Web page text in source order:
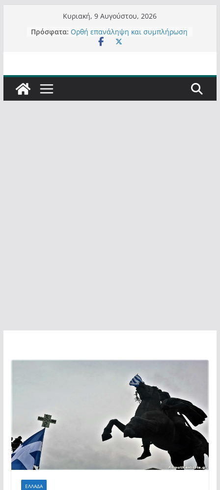
περιεχόμενο
Κυριακή, 9 Αυγούστου, 2026
Πρόσφατα: Ορθή επανάληψη και συμπλήρωση
ανάκλησης του από 14/01/2021
Καστοριανός;
ΕΛΛΆΔΑ